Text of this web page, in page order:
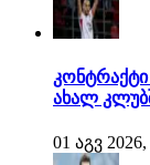
ახალ
01 აგვ